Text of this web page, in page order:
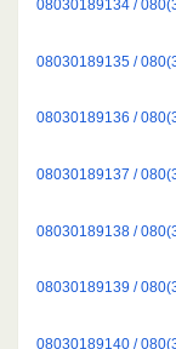
08030189134 /
08030189135 /
08030189136 /
08030189137 /
08030189138 /
08030189139 /
08030189140 /